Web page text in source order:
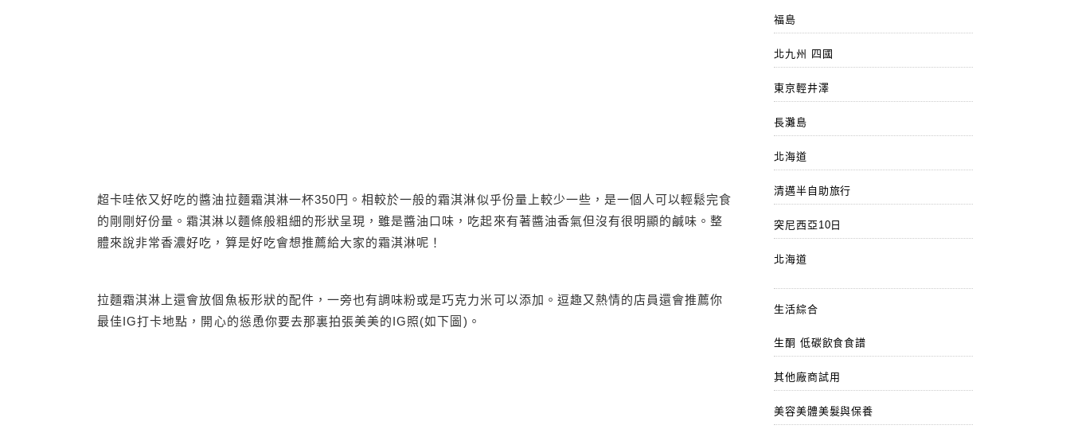
超卡哇依又好吃的醬油拉麵霜淇淋一杯350円。相較於一般的霜淇淋似乎份量上較少一些，是一個人可以輕鬆完食
的剛剛好份量。霜淇淋以麵條般粗細的形狀呈現，雖是醬油口味，吃起來有著醬油香氣但沒有很明顯的鹹味。整
體來說非常香濃好吃，算是好吃會想推薦給大家的霜淇淋呢！
拉麵霜淇淋上還會放個魚板形狀的配件，一旁也有調味粉或是巧克力米可以添加。逗趣又熱情的店員還會推薦你
最佳IG打卡地點，開心的慫恿你要去那裏拍張美美的IG照(如下圖)。
福島
北九州 四國
東京輕井澤
長灘島
北海道
清邁半自助旅行
突尼西亞10日
北海道
生活綜合
生酮 低碳飲食食譜
其他廠商試用
美容美體美髮與保養